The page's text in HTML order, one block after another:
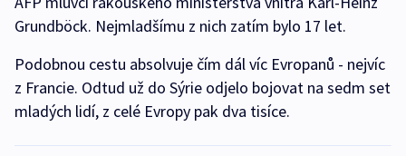
Grundböck. Nejmladšímu z nich zatím bylo 17 let.
Podobnou cestu absolvuje čím dál víc Evropanů - nejvíc
z Francie. Odtud už do Sýrie odjelo bojovat na sedm set
mladých lidí, z celé Evropy pak dva tisíce.